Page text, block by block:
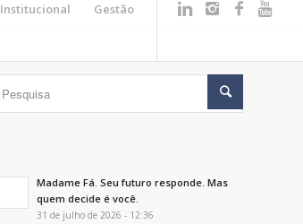
Institucional Gestão
Madame Fá. Seu futuro responde. Mas
quem decide é você.
31 de julho de 2026 - 12:36